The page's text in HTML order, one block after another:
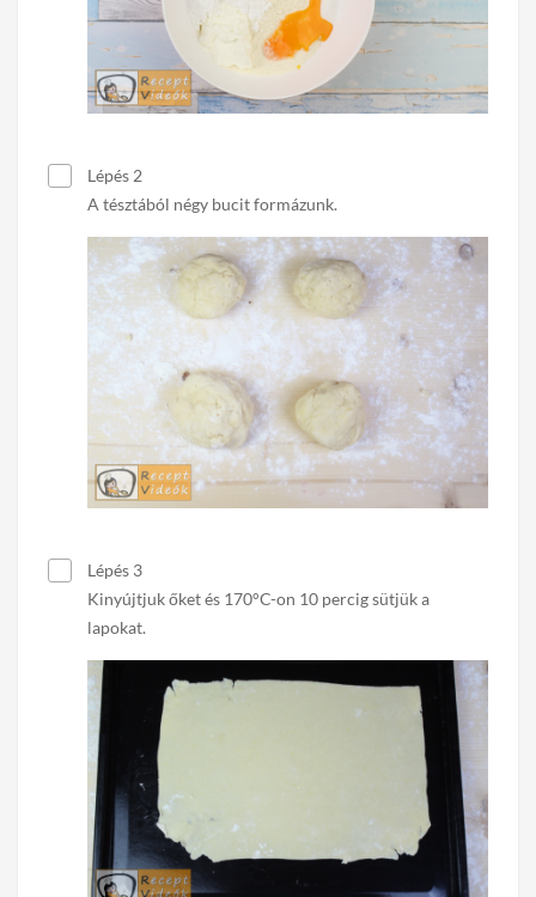
Lépés 2
A tésztából négy bucit formázunk.
Lépés 3
Kinyújtjuk őket és 170°C-on 10 percig sütjük a
lapokat.